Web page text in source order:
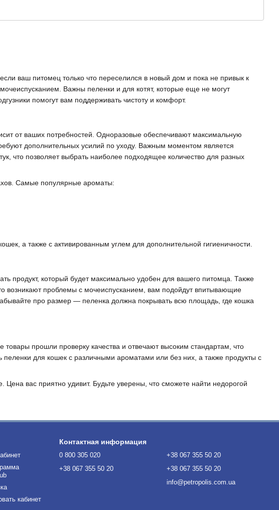
ваш питомец только что переселился в новый дом и пока не привык к
Важны пеленки и для котят, которые еще не могут
помогут вам поддерживать чистоту и комфорт.
от ваших потребностей. Одноразовые обеспечивают максимальную
дополнительных усилий по уходу. Важным моментом является
что позволяет выбрать наиболее подходящее количество для разных
Самые популярные ароматы:
а также с активированным углем для дополнительной гигиеничности.
продукт, который будет максимально удобен для вашего питомца. Также
возникают проблемы с мочеиспусканием, вам подойдут впитывающие
про размер — пеленка должна покрывать всю площадь, где кошка
прошли проверку качества и отвечают высоким стандартам, что
для кошек с различными ароматами или без них, а также продукты с
Цена вас приятно удивит. Будьте уверены, что сможете найти недорогой
кабинет
Контактная информация
0 800 305 020
+38 067 355 50 20
+38 067 355 50 20
+38 067 355 50 20
info@petropolis.com.ua